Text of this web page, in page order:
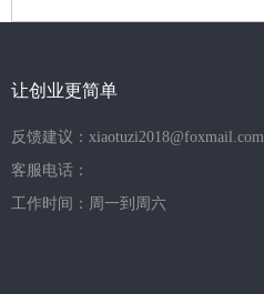
让创业更简单
反馈建议：xiaotuzi2018@foxmail.com
客服电话：
工作时间：周一到周六